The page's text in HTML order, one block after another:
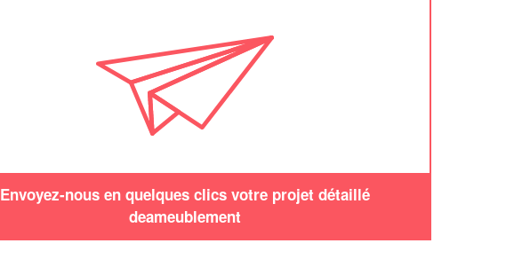
Envoyez-nous en quelques clics votre projet détaillé
deameublement